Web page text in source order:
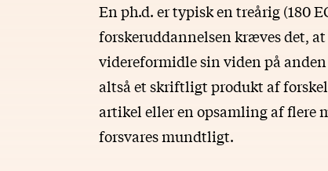
En ph.d. er typisk en treårig (180
forskeruddannelsen kræves det,
videreformidle sin viden på
altså et skriftligt produkt af
artikel eller en opsamling af flere
forsvares mundtligt.